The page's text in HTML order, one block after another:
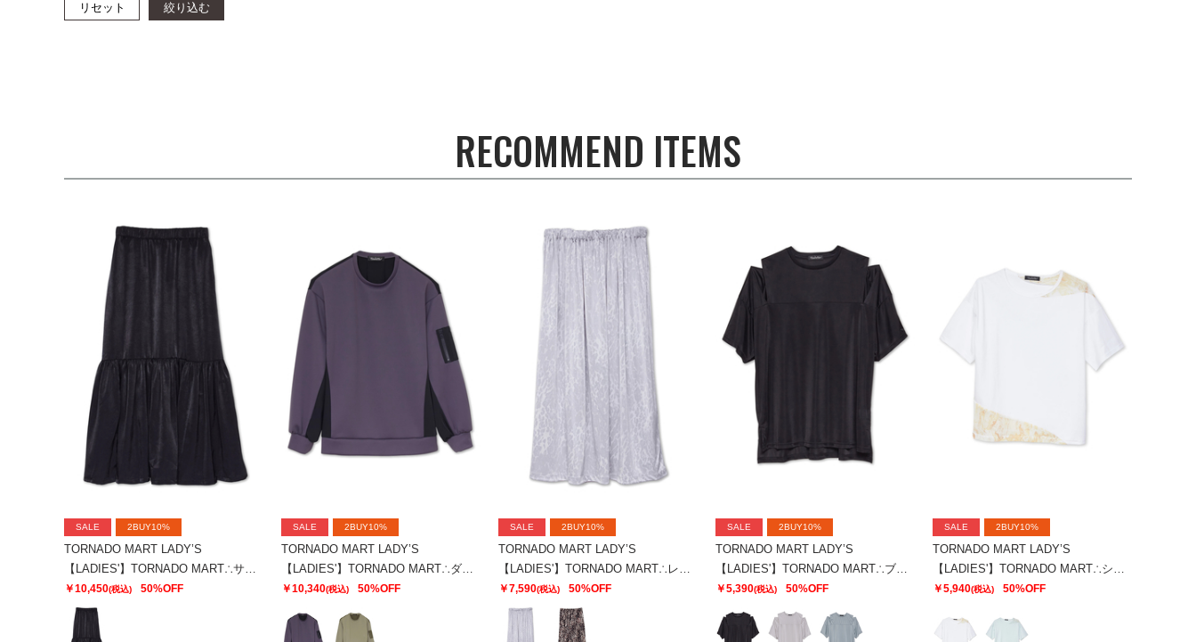
リセット 絞り込む
RECOMMEND ITEMS
SALE 2BUY10%
TORNADO MART LADY’S
【LADIES'】TORNADO MART∴サテンティアードスカート
￥10,450(税込) 50%OFF
SALE 2BUY10%
TORNADO MART LADY’S
【LADIES'】TORNADO MART∴ダブルサテン切替プルオーバー
￥10,340(税込) 50%OFF
SALE 2BUY10%
TORNADO MART LADY’S
【LADIES'】TORNADO MART∴レオパードプリントイージースカート
￥7,590(税込) 50%OFF
SALE 2BUY10%
TORNADO MART LADY’S
【LADIES'】TORNADO MART∴ブライトスムーススリットオーバーTシャツ
￥5,390(税込) 50%OFF
SALE 2BUY10%
TORNADO MART LADY’S
【LADIES'】TORNADO MART∴シアーマーブル切り替えオーバーTシャツ
￥5,940(税込) 50%OFF